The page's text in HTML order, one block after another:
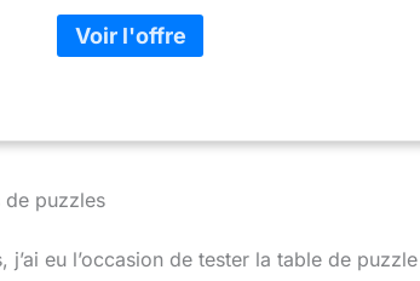
de puzzles
j’ai eu l’occasion de tester la table de